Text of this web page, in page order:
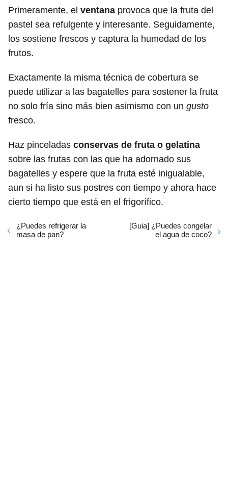
Primeramente, el ventana provoca que la fruta del
pastel sea refulgente y interesante. Seguidamente,
los sostiene frescos y captura la humedad de los
frutos.
Exactamente la misma técnica de cobertura se
puede utilizar a las bagatelles para sostener la fruta
no solo fría sino más bien asimismo con un gusto
fresco.
Haz pinceladas conservas de fruta o gelatina
sobre las frutas con las que ha adornado sus
bagatelles y espere que la fruta esté inigualable,
aun si ha listo sus postres con tiempo y ahora hace
cierto tiempo que está en el frigorífico.
¿Puedes refrigerar la
masa de pan?
[Guia] ¿Puedes congelar
el agua de coco?